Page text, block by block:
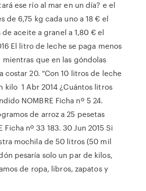
ese río al mar en un día? e el
de 6,75 kg cada uno a 18 € el
aceite a granel a 1,80 € el
El litro de leche se paga menos
mientras que en las góndolas
costar 20. “Con 10 litros de leche
kilo 1 Abr 2014 ¿Cuántos litros
NOMBRE Ficha nº 5 24.
de arroz a 25 pesetas
Ficha nº 33 183. 30 Jun 2015 Si
mochila de 50 litros (50 mil
pesaría solo un par de kilos,
de ropa, libros, zapatos y